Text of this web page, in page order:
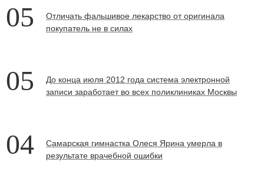
05
Отличать фальшивое лекарство от оригинала
покупатель не в силах
05
До конца июля 2012 года система электронной
записи заработает во всех поликлиниках Москвы
04
Самарская гимнастка Олеся Ярина умерла в
результате врачебной ошибки